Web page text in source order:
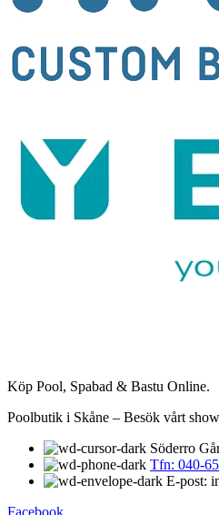
Köp Pool, Spabad & Bastu Online.
Poolbutik i Skåne – Besök vårt
Söderro
Tfn: 040-
E-post:
Facebook